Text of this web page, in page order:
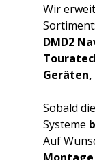
Wir
Sortiment:
DMD2
Sobald
Systeme
Auf